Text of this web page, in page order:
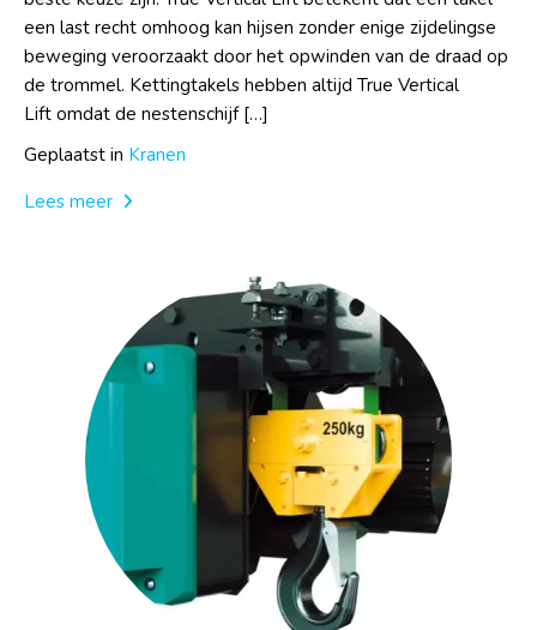
een last recht omhoog kan hijsen zonder enige zijdelingse
beweging veroorzaakt door het opwinden van de draad op
de trommel. Kettingtakels hebben altijd True Vertical
Lift omdat de nestenschijf […]
Geplaatst in Kranen
Lees meer